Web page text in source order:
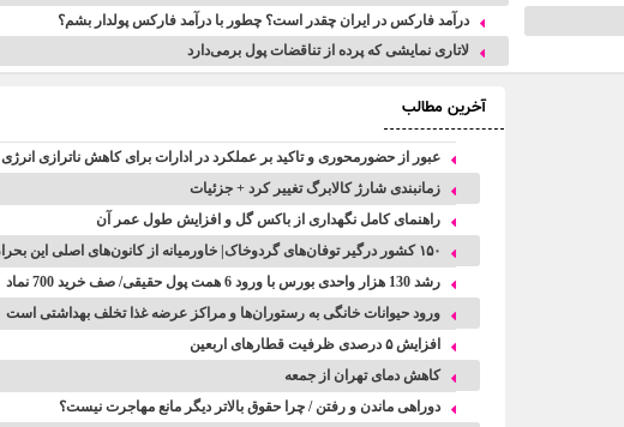
درآمد فارکس در ایران چقدر است؟ چطور با درآمد فارکس پولدار بشم؟
لاتاری نمایشی که پرده از تناقضات پول برمی‌دارد
آخرین مطالب
عبور از حضورمحوری و تاکید بر عملکرد در ادارات برای کاهش ناترازی انرژی
زمانبندی شارژ کالابرگ تغییر کرد + جزئیات
راهنمای کامل نگهداری از باکس گل و افزایش طول عمر آن
۱۵۰ کشور درگیر توفان‌های گردوخاک| خاورمیانه از کانون‌های اصلی این بحران جهانی است
رشد 130 هزار واحدی بورس با ورود 6 همت پول حقیقی/ صف خرید 700 نماد
ورود حیوانات خانگی به رستوران‌ها و مراکز عرضه غذا تخلف بهداشتی است
افزایش ۵ درصدی ظرفیت قطارهای اربعین
کاهش دمای تهران از جمعه
دوراهی ماندن و رفتن / چرا حقوق بالاتر دیگر مانع مهاجرت نیست؟